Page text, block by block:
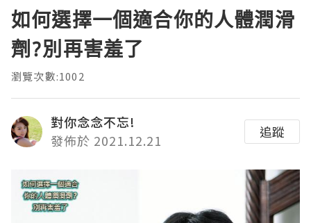
如何選擇一個適合你的人體潤滑
劑?別再害羞了
瀏覽次數:1002
對你念念不忘!
發佈於 2021.12.21
追蹤